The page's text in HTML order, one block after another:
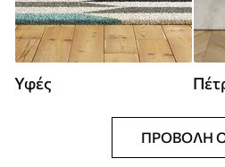
Υφές
ΠΡΟΒΟΛΉ